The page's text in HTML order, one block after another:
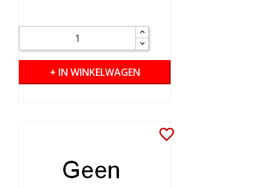
+ IN WINKELWAGEN
favorite_border